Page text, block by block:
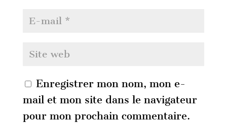
Enregistrer mon nom, mon e-
mail et mon site dans le navigateur
pour mon prochain commentaire.